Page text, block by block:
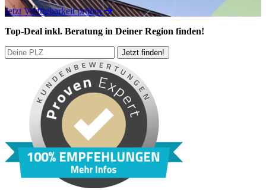
Jetzt Verfügbarkeit prüfen
Top-Deal inkl. Beratung in Deiner Region finden!